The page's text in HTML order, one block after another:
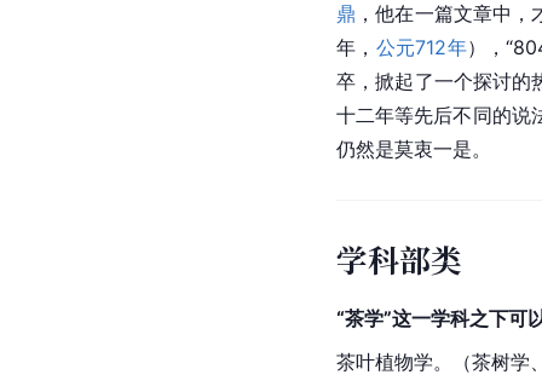
鼎 ，他在一篇文章中
年， 公元712年），
卒，掀起了一个探讨的
十二年等先后不同的说
仍然是莫衷一是。
学科部类
“茶学”这一学科之下可
茶叶植物学。（茶树学